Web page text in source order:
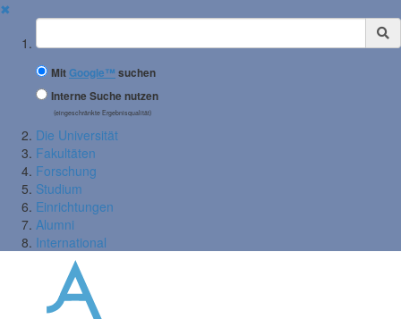
✖
Suchbegriff
MitGoogle™ suchen
Interne Suche nutzen
(eingeschränkte Ergebnisqualität)
Die Universität
Fakultäten
Forschung
Studium
Einrichtungen
Alumni
International